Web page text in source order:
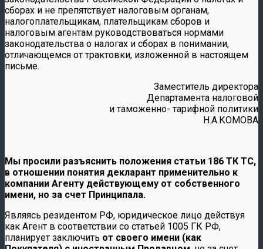
сборах и не препятствует налоговым органам,
налогоплательщикам, плательщикам сборов и
налоговым агентам руководствоваться нормами
законодательства о налогах и сборах в понимании,
отличающемся от трактовки, изложенной в настоящем
письме.
Заместитель директора
Департамента налоговой
и таможенно- тарифной политики
Н.А.КОМОВА
Мы просили разъяснить положения статьи 186 ТК ТС,
в отношении понятия декларант применительно к
компании Агенту действующему от собственного
имени, но за счет Принципала.
Являясь резидентом РФ, юридическое лицо действуя
как Агент в соответствии со статьей 1005 ГК РФ,
планирует заключить от своего имени (как